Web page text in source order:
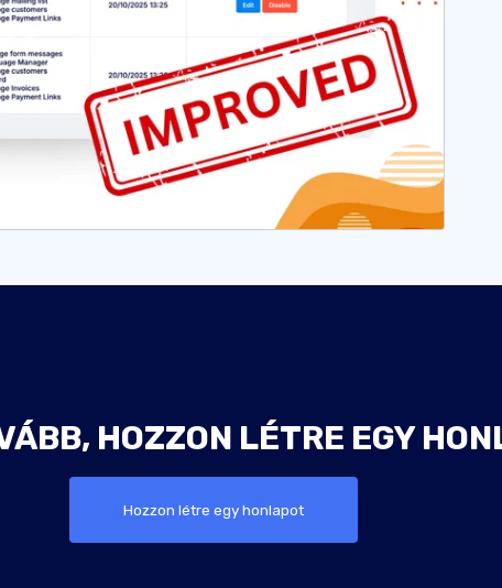
HOZZON LÉTRE EGY
Hozzon létre egy honlapot